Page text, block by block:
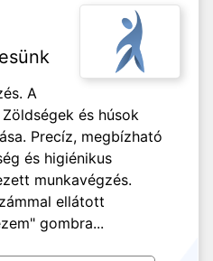
A
és húsok
Precíz, megbízható
és higiénikus
munkavégzés.
ellátott
gombra...